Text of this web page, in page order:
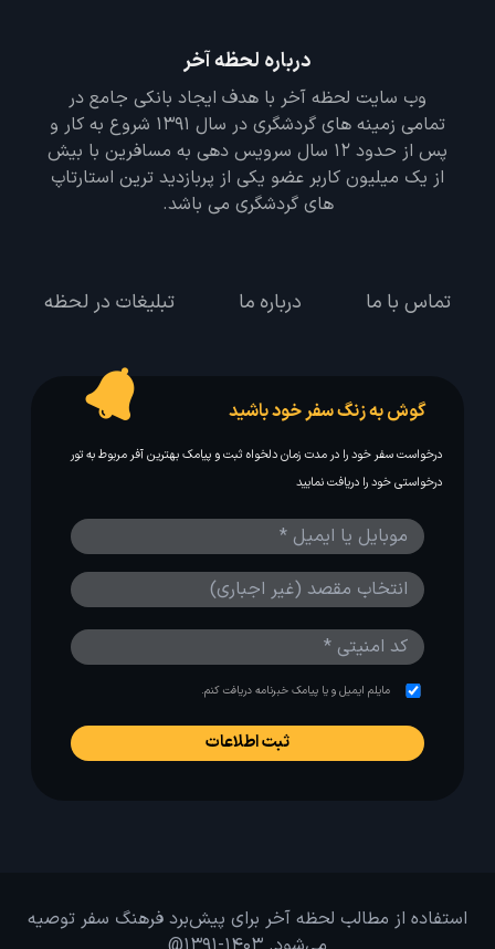
درباره لحظه آخر
وب سایت لحظه آخر با هدف ایجاد بانکی جامع در
تمامی زمینه های گردشگری در سال 1391 شروع به کار و
پس از حدود 12 سال سرویس دهی به مسافرین با بیش
از یک میلیون کاربر عضو یکی از پربازدید ترین استارتاپ
های گردشگری می باشد.
تماس با ما درباره ما تبلیغات در لحظه
گوش به زنگ سفر خود باشید
درخواست سفر خود را در مدت زمان دلخواه ثبت و پیامک بهترین آفر مربوط به تور
درخواستی خود را دریافت نمایید
مایلم ایمیل و یا پیامک خبرنامه دریافت کنم.
استفاده از مطالب لحظه آخر برای پیش‌برد فرهنگ سفر توصیه